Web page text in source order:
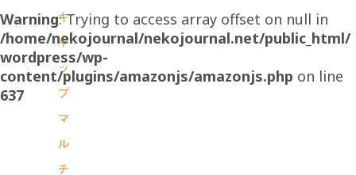
キ
ャ
ッ
プ
マ
ル
チ
Warning: Trying to access array offset on null in
/home/nekojournal/nekojournal.net/public_html/
wordpress/wp-
content/plugins/amazonjs/amazonjs.php on line
637